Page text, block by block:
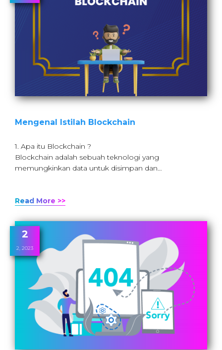
Mengenal Istilah Blockchain
1. Apa itu Blockchain ?
Blockchain adalah sebuah teknologi yang
memungkinkan data untuk disimpan dan…
Read More >>
2
2, 2023